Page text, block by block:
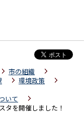
市の組織
環境政策
いて
タを開催しました！